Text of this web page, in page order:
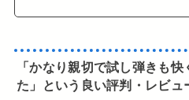
「かなり親切で試し弾きも
た」という良い評判・レビュ